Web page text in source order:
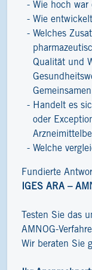
Wie hoch war
Wie
Welches
Qualität und
Handelt es
oder
Welche
Fundierte
IGES ARA –
Testen Sie das
AMNOG-
Wir beraten Sie